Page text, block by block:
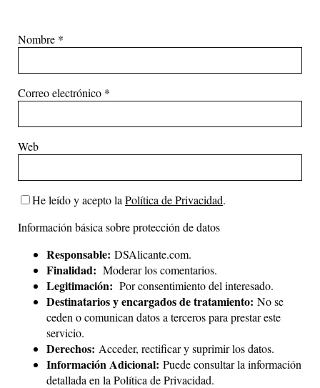
Nombre *
Correo electrónico *
Web
He leído y acepto la Política de Privacidad.
Información básica sobre protección de datos
Responsable: DSAlicante.com.
Finalidad: Moderar los comentarios.
Legitimación: Por consentimiento del interesado.
Destinatarios y encargados de tratamiento: No se
ceden o comunican datos a terceros para prestar este
servicio.
Derechos: Acceder, rectificar y suprimir los datos.
Información Adicional: Puede consultar la información
detallada en la Política de Privacidad.